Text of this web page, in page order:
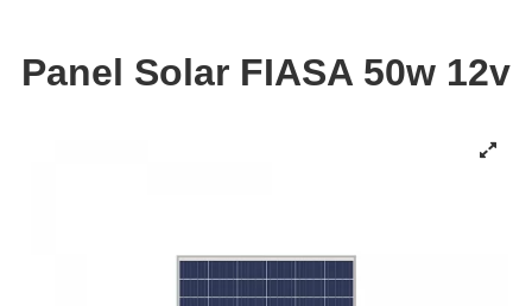
Panel Solar FIASA 50w 12v